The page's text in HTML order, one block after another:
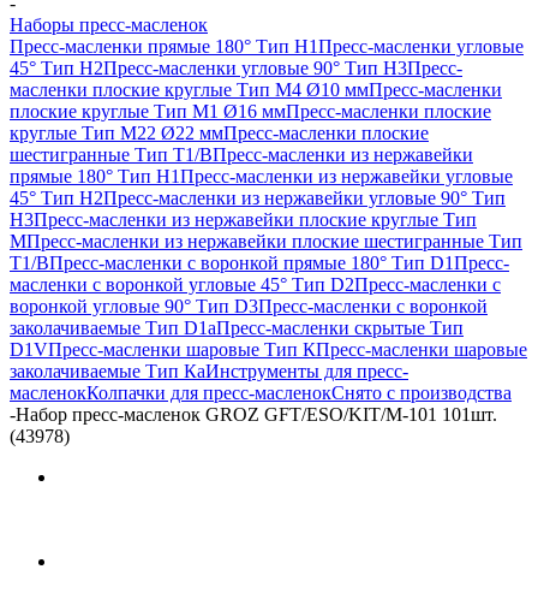
Наборы пресс-масленок
Пресс-масленки прямые 180° Тип H1Пресс-масленки угловые
45° Тип H2Пресс-масленки угловые 90° Тип H3Пресс-
масленки плоские круглые Тип M4 Ø10 ммПресс-масленки
плоские круглые Тип M1 Ø16 ммПресс-масленки плоские
круглые Тип M22 Ø22 ммПресс-масленки плоские
шестигранные Тип T1/BПресс-масленки из нержавейки
прямые 180° Тип H1Пресс-масленки из нержавейки угловые
45° Тип H2Пресс-масленки из нержавейки угловые 90° Тип
H3Пресс-масленки из нержавейки плоские круглые Тип
MПресс-масленки из нержавейки плоские шестигранные Тип
T1/BПресс-масленки с воронкой прямые 180° Тип D1Пресс-
масленки с воронкой угловые 45° Тип D2Пресс-масленки с
воронкой угловые 90° Тип D3Пресс-масленки с воронкой
заколачиваемые Тип D1aПресс-масленки скрытые Тип
D1VПресс-масленки шаровые Тип КПресс-масленки шаровые
заколачиваемые Тип КaИнструменты для пресс-
масленокКолпачки для пресс-масленокСнято с производства
-Набор пресс-масленок GROZ GFT/ESO/KIT/M-101 101шт.
(43978)